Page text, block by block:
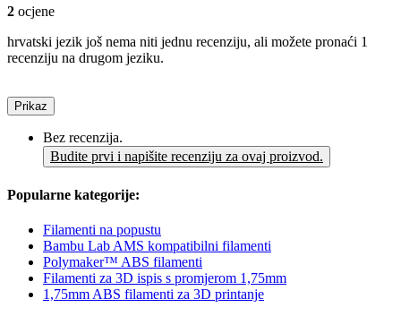
2 ocjene
hrvatski jezik još nema niti jednu recenziju, ali možete pronaći 1
recenziju na drugom jeziku.
Prikaz
Bez recenzija.
Budite prvi i napišite recenziju za ovaj proizvod.
Popularne kategorije:
Filamenti na popustu
Bambu Lab AMS kompatibilni filamenti
Polymaker™ ABS filamenti
Filamenti za 3D ispis s promjerom 1,75mm
1,75mm ABS filamenti za 3D printanje